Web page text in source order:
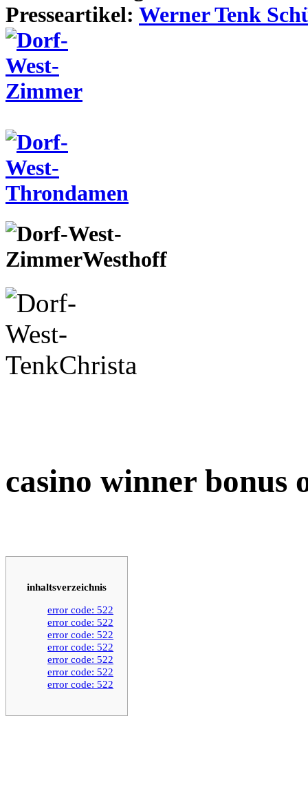
Presseartikel: Werner Tenk
casino winner bonus
inhaltsverzeichnis
error code: 522
error code: 522
error code: 522
error code: 522
error code: 522
error code: 522
error code: 522